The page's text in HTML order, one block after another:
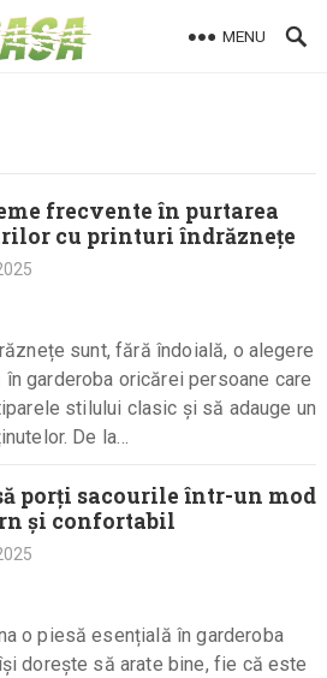
MENU
frecvente în purtarea
cu printuri îndrăznețe
sunt, fără îndoială, o alegere
garderoba oricărei persoane care
stilului clasic și să adauge un
De la…
porți sacourile într-un mod
și confortabil
o piesă esențială în garderoba
dorește să arate bine, fie că este